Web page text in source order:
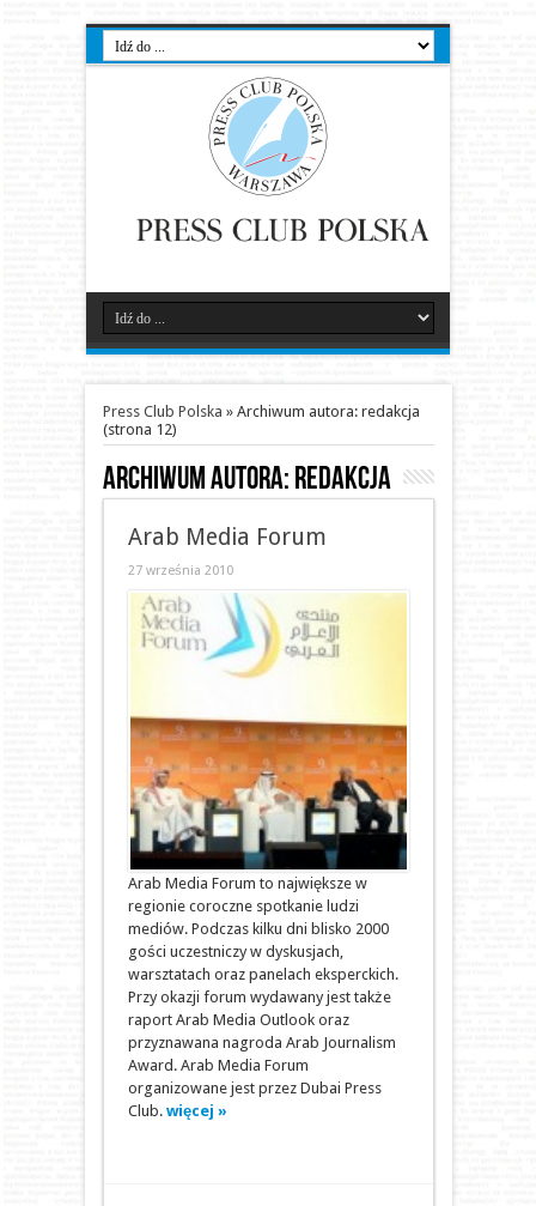
Press Club Polska » Archiwum autora: redakcja
(strona 12)
Archiwum autora: redakcja
Arab Media Forum
27 września 2010
Arab Media Forum to największe w
regionie coroczne spotkanie ludzi
mediów. Podczas kilku dni blisko 2000
gości uczestniczy w dyskusjach,
warsztatach oraz panelach eksperckich.
Przy okazji forum wydawany jest także
raport Arab Media Outlook oraz
przyznawana nagroda Arab Journalism
Award. Arab Media Forum
organizowane jest przez Dubai Press
Club. więcej »